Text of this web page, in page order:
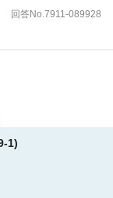
回答No.7911-089928
1)